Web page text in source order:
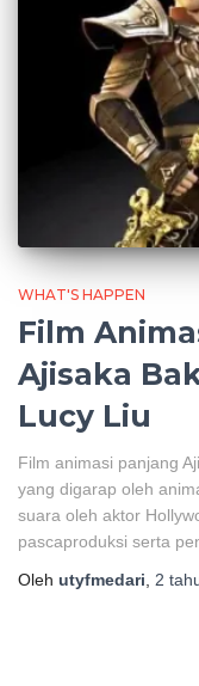
WHAT'S HAPPEN
Film
Ajisaka
Lucy Liu
Film animasi panjang
yang digarap oleh
suara oleh aktor
pascaproduksi serta
Oleh utyfmedari 2